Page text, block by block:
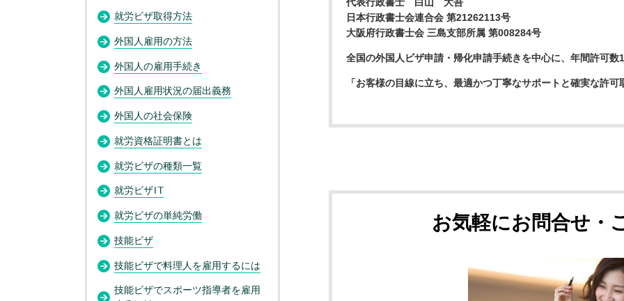
日本行政書士会連合会 第21262113号
大阪府行政書士会 三島支部所属 第008284号
全国の外国人ビザ申請・帰化申請手続きを中心に、年間許可
「お客様の目線に立ち、最適かつ丁寧なサポートと確実な許
お気軽にお問合せ・
就労ビザ取得方法
外国人雇用の方法
外国人の雇用手続き
外国人雇用状況の届出義務
外国人の社会保険
就労資格証明書とは
就労ビザの種類一覧
就労ビザIT
就労ビザの単純労働
技能ビザ
技能ビザで料理人を雇用するには
技能ビザでスポーツ指導者を雇用